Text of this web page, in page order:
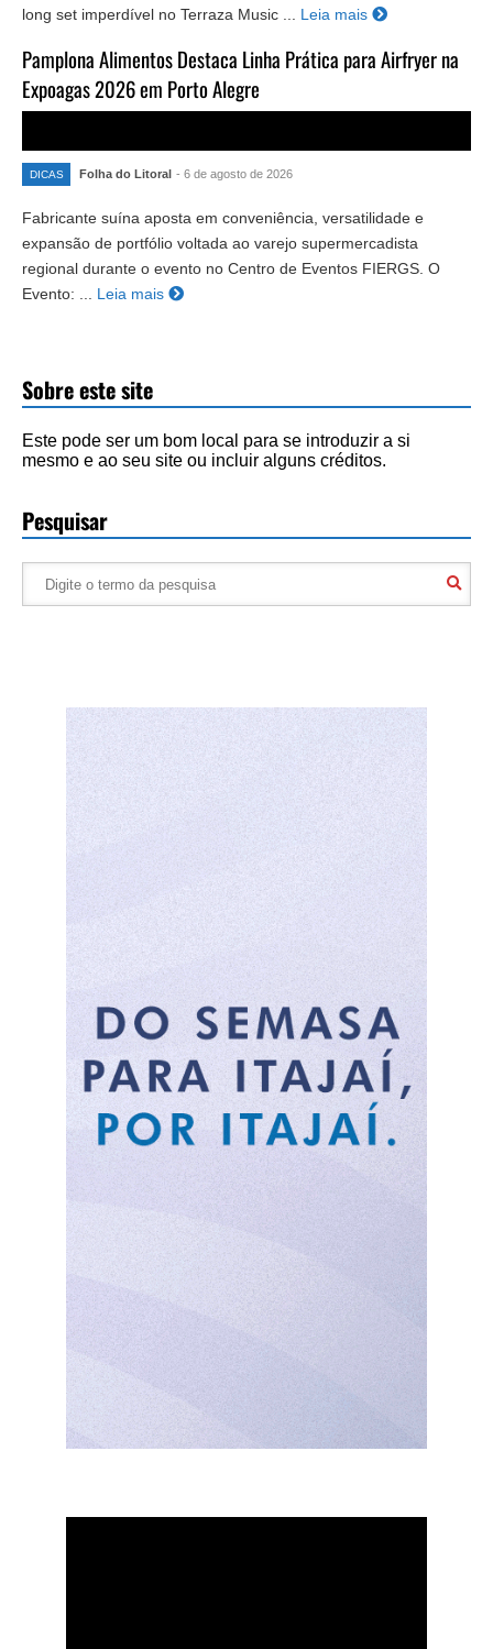
long set imperdível no Terraza Music ...
Leia mais
Pamplona Alimentos Destaca Linha Prática para Airfryer na
Expoagas 2026 em Porto Alegre
DICAS Folha do Litoral - 6 de agosto de 2026
Fabricante suína aposta em conveniência, versatilidade e
expansão de portfólio voltada ao varejo supermercadista
regional durante o evento no Centro de Eventos FIERGS. O
Evento: ... Leia mais
Sobre este site
Este pode ser um bom local para se introduzir a si
mesmo e ao seu site ou incluir alguns créditos.
Pesquisar